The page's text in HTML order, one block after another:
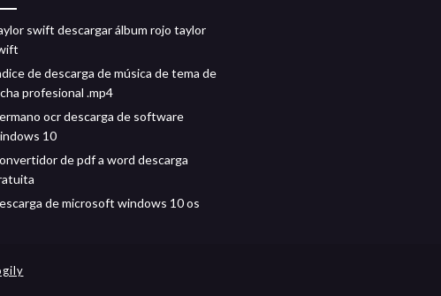
swift descargar álbum rojo taylor
de descarga de música de tema de
profesional .mp4
ocr descarga de software
10
de pdf a word descarga
de microsoft windows 10 os